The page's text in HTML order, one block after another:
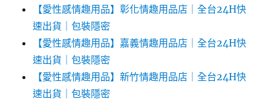
【愛性感情趣用品】彰化情趣用品店｜全台24H快
速出貨｜包裝隱密
【愛性感情趣用品】嘉義情趣用品店｜全台24H快
速出貨｜包裝隱密
【愛性感情趣用品】新竹情趣用品店｜全台24H快
速出貨｜包裝隱密